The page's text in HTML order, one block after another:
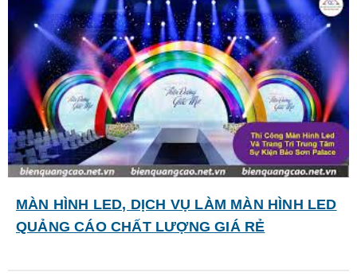
MÀN HÌNH LED, DỊCH VỤ LÀM MÀN HÌNH LED
QUẢNG CÁO CHẤT LƯỢNG GIÁ RẺ